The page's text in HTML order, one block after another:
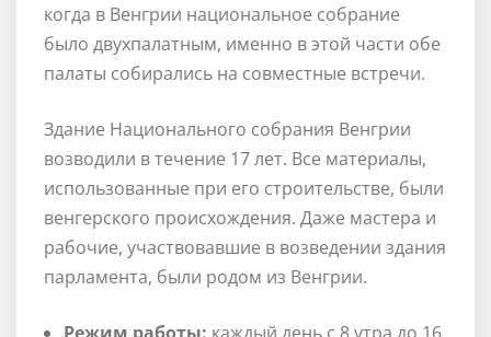
когда в Венгрии национальное собрание
было двухпалатным, именно в этой части обе
палаты собирались на совместные встречи.
Здание Национального собрания Венгрии
возводили в течение 17 лет. Все материалы,
использованные при его строительстве, были
венгерского происхождения. Даже мастера и
рабочие, участвовавшие в возведении здания
парламента, были родом из Венгрии.